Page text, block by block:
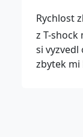
Rychlost
z T-shock
si vyzvedl
zbytek mi